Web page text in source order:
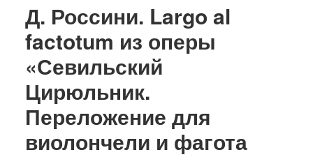
Д. Россини. Largo al
factotum из оперы
«Севильский
Цирюльник.
Переложение для
виолончели и фагота